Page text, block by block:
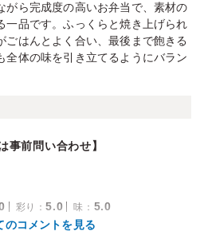
がら完成度の高いお弁当で、素材の
一品です。ふっくらと焼き上げられ
ごはんとよく合い、最後まで飽きる
全体の味を引き立てるようにバラン
事前問い合わせ】
彩り ：5.0 味 ： 5.0
のコメントを見る